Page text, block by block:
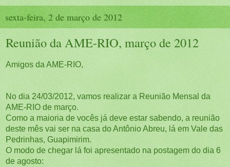
sexta-feira, 2 de março de 2012
Reunião da AME-RIO, março de 2012
Amigos da AME-RIO,
No dia 24/03/2012, vamos realizar a Reunião Mensal da
AME-RIO de março.
Como a maioria de vocês já deve estar sabendo, a reunião
deste mês vai ser na casa do Antônio Abreu, lá em Vale das
Pedrinhas, Guapimirim.
O modo de chegar lá foi apresentado na postagem do dia 6
de agosto: